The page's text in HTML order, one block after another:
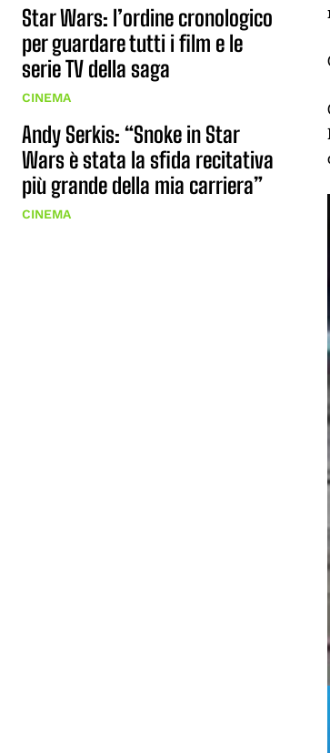
Star Wars: l’ordine cronologico
per guardare tutti i film e le
serie TV della saga
CINEMA
Andy Serkis: “Snoke in Star
Wars è stata la sfida recitativa
più grande della mia carriera”
CINEMA